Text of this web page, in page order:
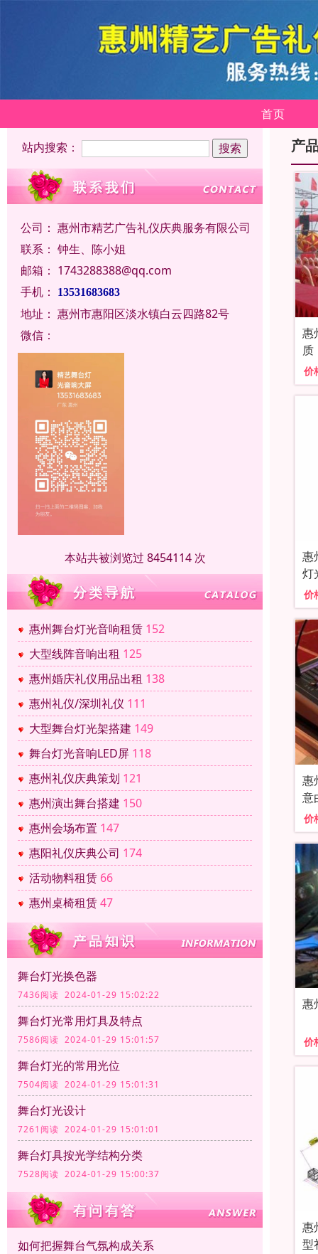
首页
站内搜索：
公司： 惠州市精艺广告礼仪庆典服务有限公司
联系： 钟生、陈小姐
邮箱： 1743288388@qq.com
手机：
13531683683
地址： 惠州市惠阳区淡水镇白云四路82号
微信：
本站共被浏览过 8454114 次
惠州舞台灯光音响租赁 152
大型线阵音响出租 125
惠州婚庆礼仪用品出租 138
惠州礼仪/深圳礼仪 111
大型舞台灯光架搭建 149
舞台灯光音响LED屏 118
惠州礼仪庆典策划 121
惠州演出舞台搭建 150
惠州会场布置 147
惠阳礼仪庆典公司 174
活动物料租赁 66
惠州桌椅租赁47
舞台灯光换色器
7436阅读 2024-01-29 15:02:22
舞台灯光常用灯具及特点
7586阅读 2024-01-29 15:01:57
舞台灯光的常用光位
7504阅读 2024-01-29 15:01:31
舞台灯光设计
7261阅读 2024-01-29 15:01:01
舞台灯具按光学结构分类
7528阅读 2024-01-29 15:00:37
如何把握舞台气氛构成关系
产
惠
质
价
惠
灯
价
惠
意
价
惠
价
惠
型